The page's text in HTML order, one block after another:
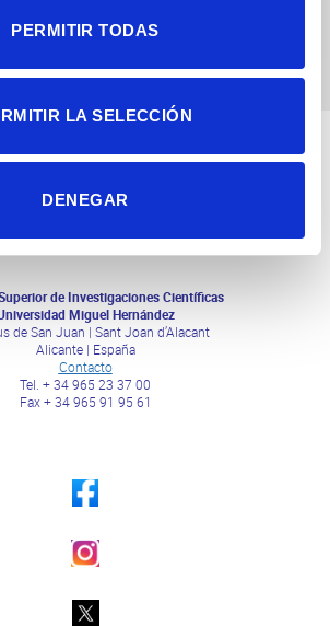
PERMITIR TODAS
LA SELECCIÓN
DENEGAR
de Investigaciones Científicas
Miguel Hernández
de San Juan | Sant Joan d’Alacant
Alicante | España
Contacto
Tel. + 34 965 23 37 00
Fax + 34 965 91 95 61